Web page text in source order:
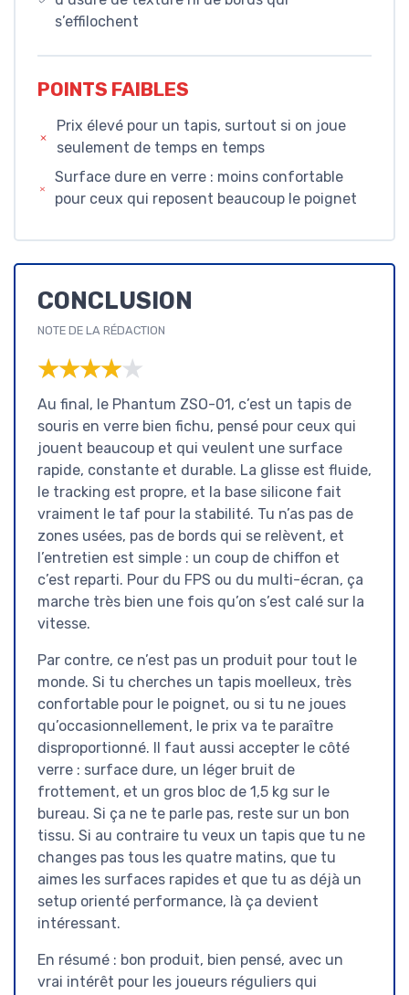
s’effilochent
POINTS FAIBLES
Prix élevé pour un tapis, surtout si on joue
seulement de temps en temps
Surface dure en verre : moins confortable
pour ceux qui reposent beaucoup le poignet
CONCLUSION
NOTE DE LA RÉDACTION
★★★★★
★★★★★
Au final, le Phantum ZSO-01, c’est un tapis de
souris en verre bien fichu, pensé pour ceux qui
jouent beaucoup et qui veulent une surface
rapide, constante et durable. La glisse est fluide,
le tracking est propre, et la base silicone fait
vraiment le taf pour la stabilité. Tu n’as pas de
zones usées, pas de bords qui se relèvent, et
l’entretien est simple : un coup de chiffon et
c’est reparti. Pour du FPS ou du multi-écran, ça
marche très bien une fois qu’on s’est calé sur la
vitesse.
Par contre, ce n’est pas un produit pour tout le
monde. Si tu cherches un tapis moelleux, très
confortable pour le poignet, ou si tu ne joues
qu’occasionnellement, le prix va te paraître
disproportionné. Il faut aussi accepter le côté
verre : surface dure, un léger bruit de
frottement, et un gros bloc de 1,5 kg sur le
bureau. Si ça ne te parle pas, reste sur un bon
tissu. Si au contraire tu veux un tapis que tu ne
changes pas tous les quatre matins, que tu
aimes les surfaces rapides et que tu as déjà un
setup orienté performance, là ça devient
intéressant.
En résumé : bon produit, bien pensé, avec un
vrai intérêt pour les joueurs réguliers qui